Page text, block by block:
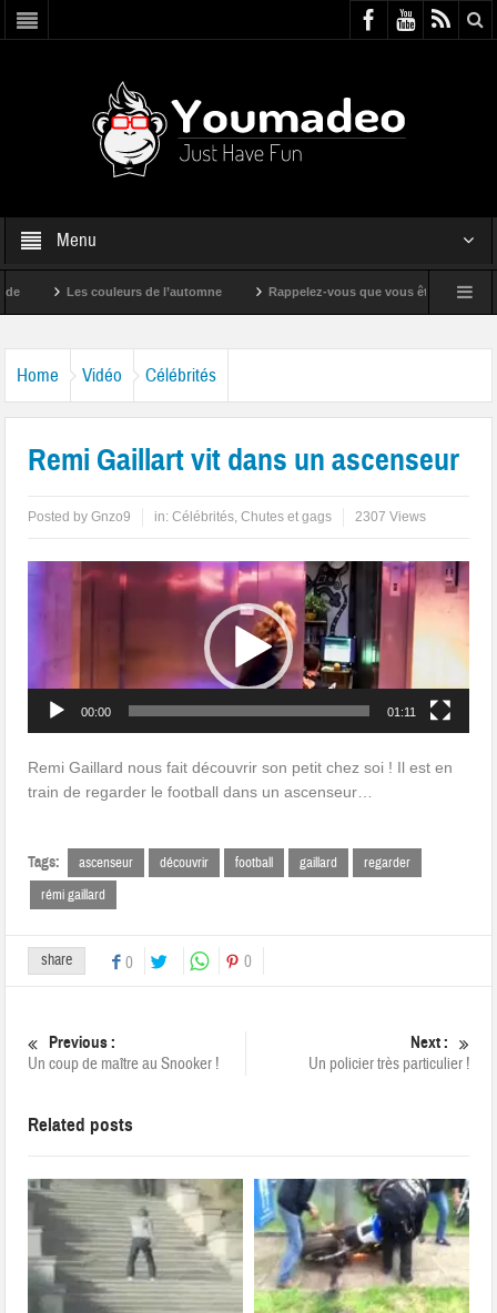
Menu
Les couleurs de l’automne Rappelez-vous que vous êtes super !
Home Vidéo Célébrités
Remi Gaillart vit dans un ascenseur
Posted byGnzo9 in:Célébrités,Chutes et gags 2307 Views
Lecteur
00:00 01:11
Remi Gaillard nous fait découvrir son petit chez soi ! Il est en
train de regarder le football dans un ascenseur…
Tags: ascenseur découvrir football gaillard
regarder
rémi gaillard
share 0 0
Previous :
Un coup de maître au Snooker !
Next :
Un policier très particulier !
Related posts